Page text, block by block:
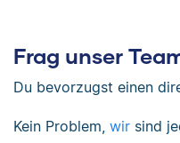
Frag unser
Du bevorzugst einen
Kein Problem, wir sind